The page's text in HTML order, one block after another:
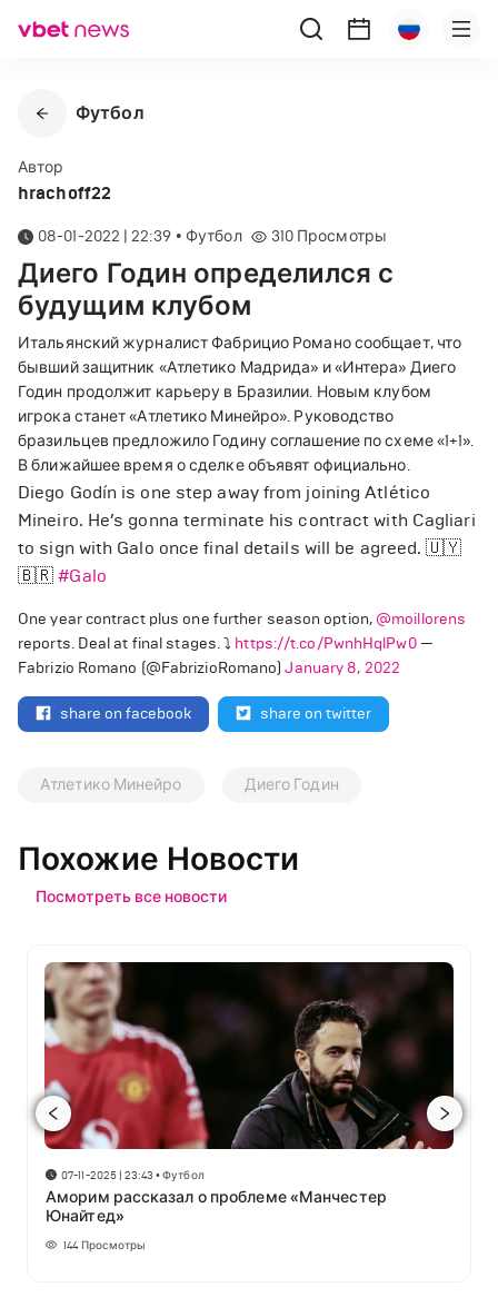
Футбол
Автор
hrachoff22
08-01-2022 | 22:39 • Футбол 310 Просмотры
Диего Годин определился с
будущим клубом
Итальянский журналист Фабрицио Романо сообщает, что
бывший защитник «Атлетико Мадрида» и «Интера» Диего
Годин продолжит карьеру в Бразилии. Новым клубом
игрока станет «Атлетико Минейро». Руководство
бразильцев предложило Годину соглашение по схеме «1+1».
В ближайшее время о сделке объявят официально.
Diego Godín is one step away from joining Atlético
Mineiro. He’s gonna terminate his contract with Cagliari
to sign with Galo once final details will be agreed. 🇺🇾
🇧🇷#Galo
One year contract plus one further season option, @moillorens
reports. Deal at final stages. ⤵️ https://t.co/PwnhHqlPw0—
Fabrizio Romano (@FabrizioRomano)January 8, 2022
share on facebook share on twitter
Атлетико Минейро Диего Годин
Похожие Новости
Посмотреть все новости
07-11-2025 | 23:43 •Футбол
Аморим рассказал о проблеме «Манчестер
Юнайтед»
144 Просмотры